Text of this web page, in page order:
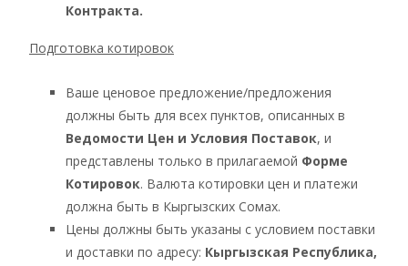
Контракта.
Подготовка котировок
Ваше ценовое предложение/предложения
должны быть для всех пунктов, описанных в
Ведомости Цен и Условия Поставок, и
представлены только в прилагаемой Форме
Котировок. Валюта котировки цен и платежи
должна быть в Кыргызских Сомах.
Цены должны быть указаны c условием поставки
и доставки по адресу: Кыргызская Республика,